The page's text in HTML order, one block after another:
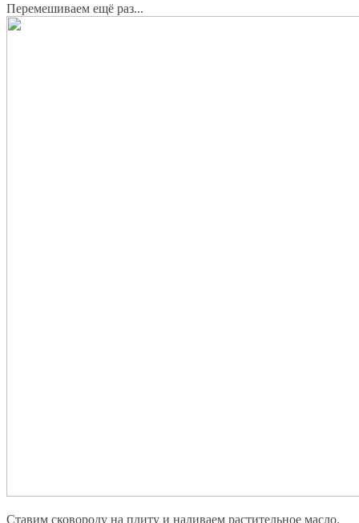
Перемешиваем ещё раз...
Ставим сковороду на плиту и наливаем растительное масло.